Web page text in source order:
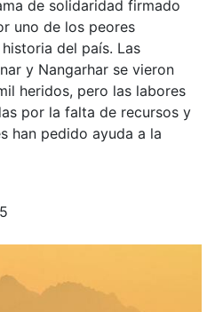
de solidaridad firmado
uno de los peores
del país. Las
y Nangarhar se vieron
heridos, pero las labores
por la falta de recursos y
han pedido ayuda a la